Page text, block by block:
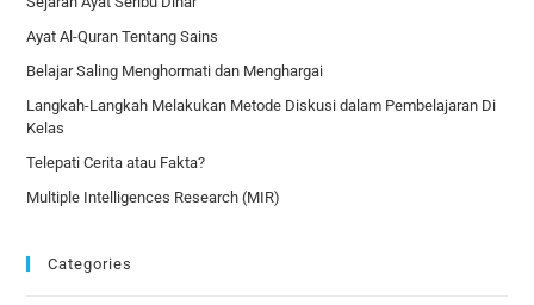
Ayat Al-Quran Tentang Sains
Belajar Saling Menghormati dan Menghargai
Langkah-Langkah Melakukan Metode Diskusi dalam Pembelajaran Di
Kelas
Telepati Cerita atau Fakta?
Multiple Intelligences Research (MIR)
Categories